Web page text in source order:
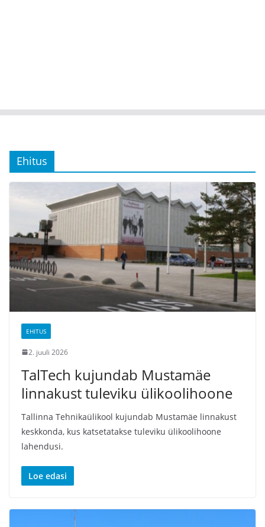
Ehitus
EHITUS
2. juuli 2026
TalTech kujundab Mustamäe
linnakust tuleviku ülikoolihoone
Tallinna Tehnikaülikool kujundab Mustamäe linnakust
keskkonda, kus katsetatakse tuleviku ülikoolihoone
lahendusi.
Loe edasi